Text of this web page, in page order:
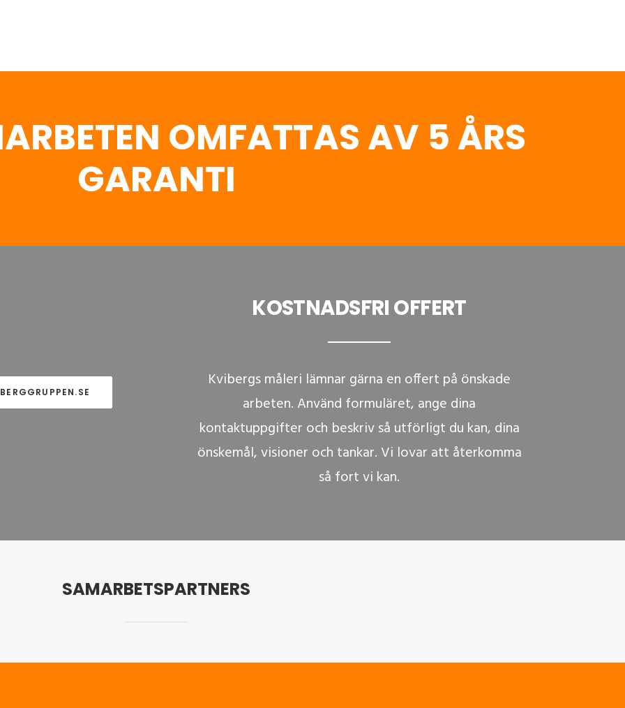
OMFATTAS AV 5 ÅRS
GARANTI
KOSTNADSFRI OFFERT
Kvibergs måleri lämnar gärna en offert på önskade
arbeten. Använd formuläret, ange dina
kontaktuppgifter och beskriv så utförligt du kan, dina
önskemål, visioner och tankar. Vi lovar att återkomma
så fort vi kan.
SAMARBETSPARTNERS